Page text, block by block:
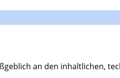
an den inhaltlichen,